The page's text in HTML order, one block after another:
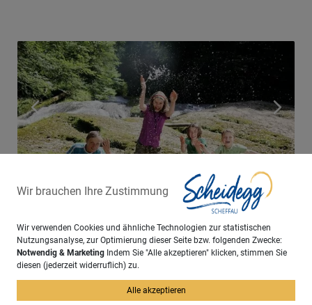
Westallgäuer Wasserwege
Die Westallgäuer Wasserwege laden Einheimische und Gäste
Wir brauchen Ihre Zustimmung
Wir verwenden Cookies und ähnliche Technologien zur statistischen
Nutzungsanalyse, zur Optimierung dieser Seite bzw. folgenden Zwecke:
Notwendig & Marketing Indem Sie "Alle akzeptieren" klicken, stimmen Sie
diesen (jederzeit widerruflich) zu.
Alle akzeptieren